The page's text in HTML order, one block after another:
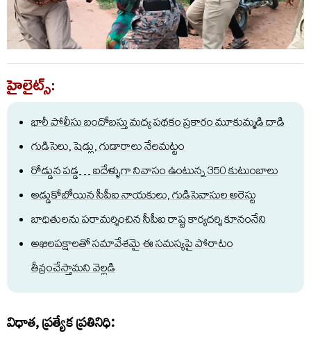
హైలైట్స్:
భారీ పోలీసు బందోబస్తు మధ్య పథకం ప్రకారం మూకుమ్మడి దాడి
గుడిసెలు, షెడ్లు, గుడారాలు నేలమట్టం
రోడ్డున పడ్డ… ఐదేళ్ళుగా నివాసం ఉంటున్న 350 కుటుంబాలు
అడ్డుకోబోయిన సీపీఐ నాయకులు, గుడిసెవాసుల అరెస్టు
బాధితులను పరామర్శించిన సీపీఐ రాష్ట కార్యదర్శి కూనంనేని
అఖిలపక్షాలతో సమావేశమై ఈ సమస్యపై పోరాటం
తీవ్రంచేస్తామని వెల్లడి
విధాత, ప్రత్యేక ప్రతినిధి: